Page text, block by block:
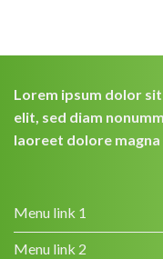
Lorem ipsum dolor
elit, sed diam
laoreet dolore
Menu link 1
Menu link 2